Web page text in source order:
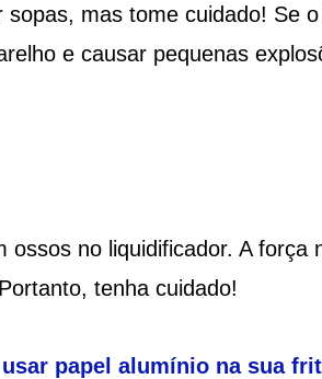
mas tome cuidado! Se
e causar pequenas
no liquidificador. A força
tenha cuidado!
papel alumínio na sua